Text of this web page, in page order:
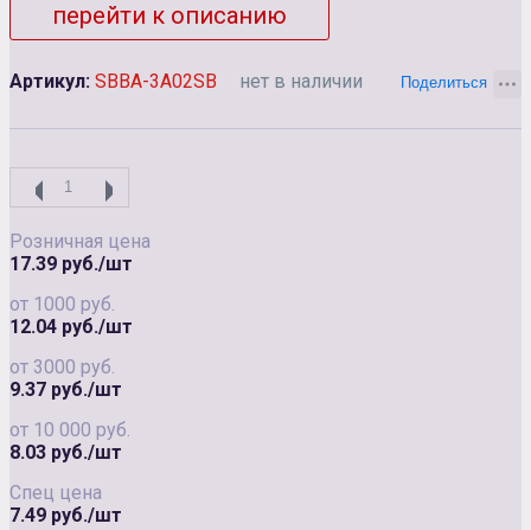
перейти к описанию
Артикул: SBBA-3A02SB нет в наличии
Розничная цена
17.39 руб./шт
от 1000 руб.
12.04 руб./шт
от 3000 руб.
9.37 руб./шт
от 10 000 руб.
8.03 руб./шт
Спец цена
7.49 руб./шт